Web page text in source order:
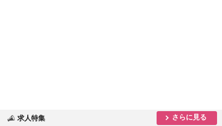
求人特集 さらに見る